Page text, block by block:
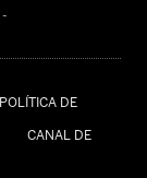
POLÍTICA DE
CANAL DE